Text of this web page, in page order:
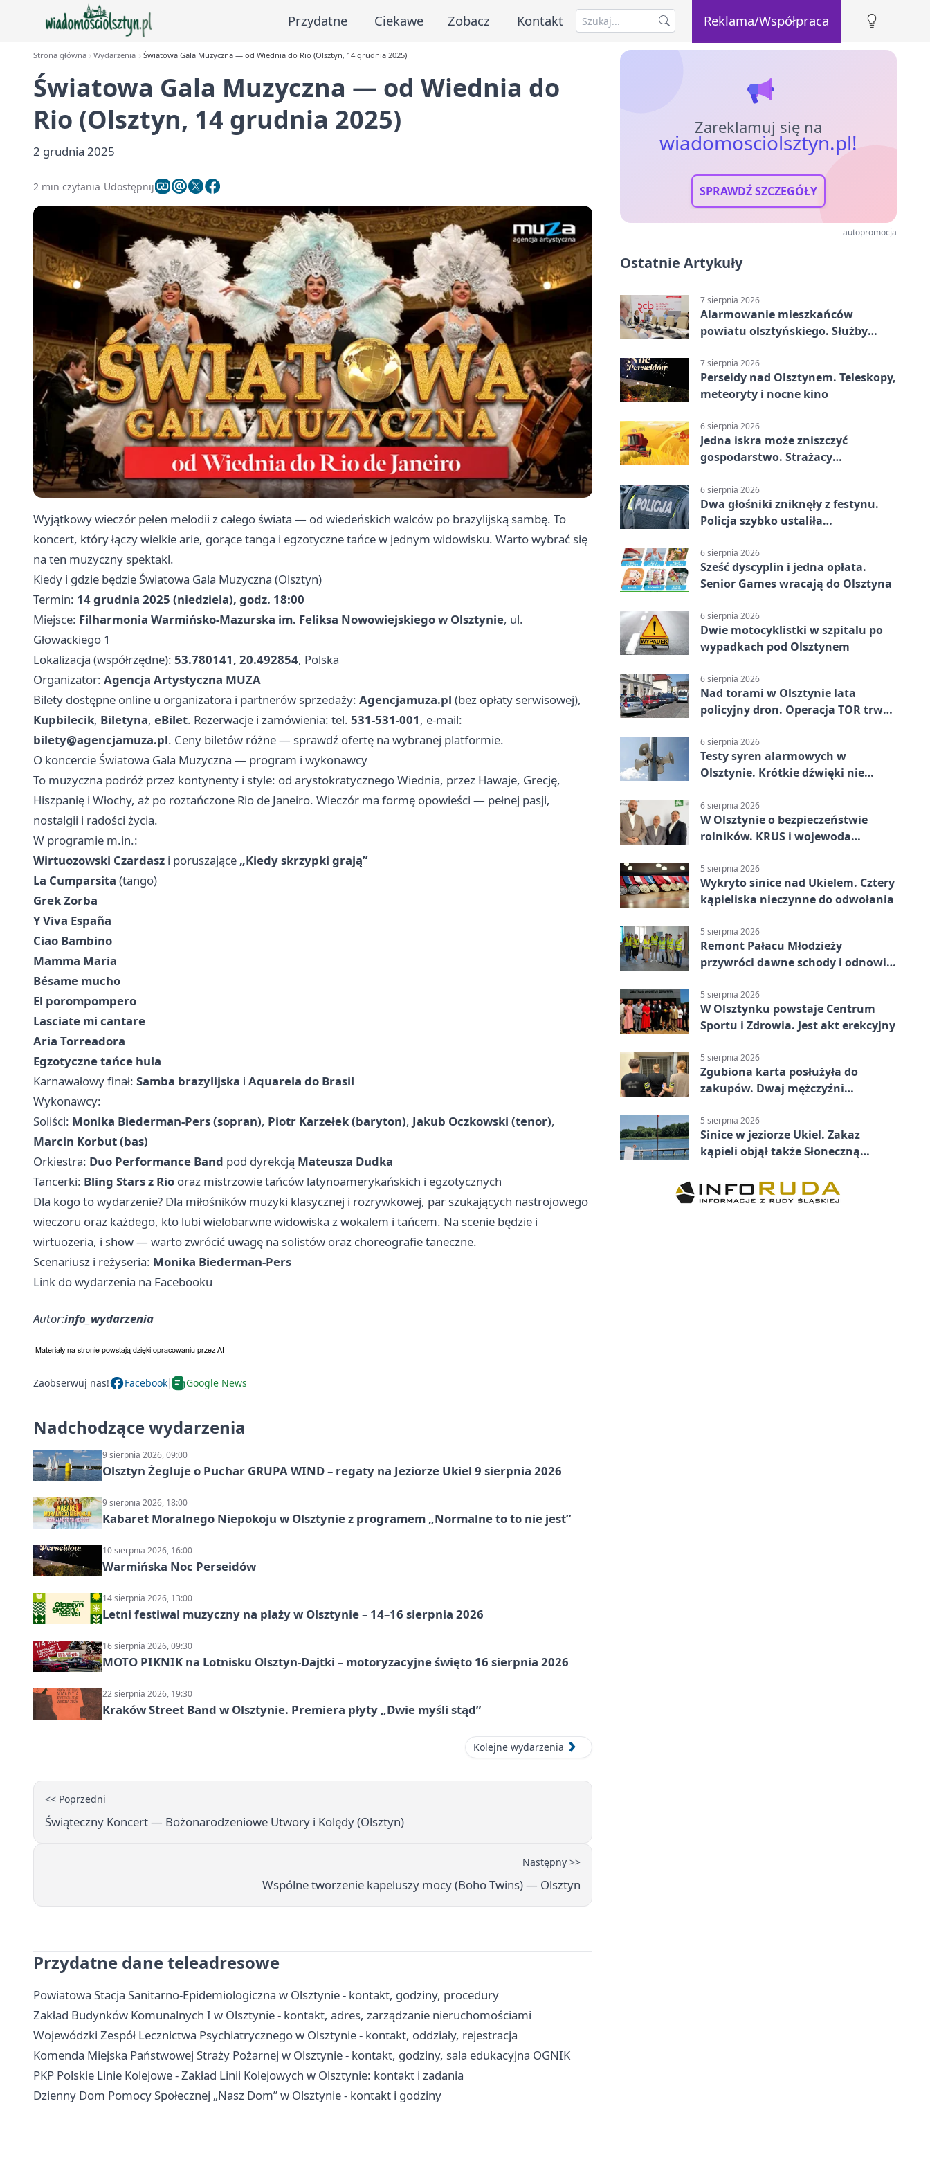
Przydatne Ciekawe Zobacz Kontakt Reklama/Współpraca
Strona główna Wydarzenia Światowa Gala Muzyczna — od Wiednia do Rio (Olsztyn, 14 grudnia 2025)
Światowa Gala Muzyczna — od Wiednia do
Rio (Olsztyn, 14 grudnia 2025)
2 grudnia 2025
2 min czytania Udostępnij
Wyjątkowy wieczór pełen melodii z całego świata — od wiedeńskich walców po brazylijską sambę. To
koncert, który łączy wielkie arie, gorące tanga i egzotyczne tańce w jednym widowisku. Warto wybrać się
na ten muzyczny spektakl.
Kiedy i gdzie będzie Światowa Gala Muzyczna (Olsztyn)
Termin: 14 grudnia 2025 (niedziela), godz. 18:00
Miejsce: Filharmonia Warmińsko‑Mazurska im. Feliksa Nowowiejskiego w Olsztynie, ul.
Głowackiego 1
Lokalizacja (współrzędne): 53.780141, 20.492854, Polska
Organizator: Agencja Artystyczna MUZA
Bilety dostępne online u organizatora i partnerów sprzedaży: Agencjamuza.pl (bez opłaty serwisowej),
Kupbilecik, Biletyna, eBilet. Rezerwacje i zamówienia: tel. 531‑531‑001, e‑mail:
bilety@agencjamuza.pl. Ceny biletów różne — sprawdź ofertę na wybranej platformie.
O koncercie Światowa Gala Muzyczna — program i wykonawcy
To muzyczna podróż przez kontynenty i style: od arystokratycznego Wiednia, przez Hawaje, Grecję,
Hiszpanię i Włochy, aż po roztańczone Rio de Janeiro. Wieczór ma formę opowieści — pełnej pasji,
nostalgii i radości życia.
W programie m.in.:
Wirtuozowski Czardasz i poruszające „Kiedy skrzypki grają”
La Cumparsita (tango)
Grek Zorba
Y Viva España
Ciao Bambino
Mamma Maria
Bésame mucho
El porompompero
Lasciate mi cantare
Aria Torreadora
Egzotyczne tańce hula
Karnawałowy finał: Samba brazylijska i Aquarela do Brasil
Wykonawcy:
Soliści: Monika Biederman‑Pers (sopran), Piotr Karzełek (baryton), Jakub Oczkowski (tenor),
Marcin Korbut (bas)
Orkiestra: Duo Performance Band pod dyrekcją Mateusza Dudka
Tancerki: Bling Stars z Rio oraz mistrzowie tańców latynoamerykańskich i egzotycznych
Dla kogo to wydarzenie? Dla miłośników muzyki klasycznej i rozrywkowej, par szukających nastrojowego
wieczoru oraz każdego, kto lubi wielobarwne widowiska z wokalem i tańcem. Na scenie będzie i
wirtuozeria, i show — warto zwrócić uwagę na solistów oraz choreografie taneczne.
Scenariusz i reżyseria: Monika Biederman‑Pers
Link do wydarzenia na Facebooku
Autor:info_wydarzenia
Zaobserwuj nas! Facebook Google News
Nadchodzące wydarzenia
9 sierpnia 2026, 09:00
Olsztyn Żegluje o Puchar GRUPA WIND – regaty na Jeziorze Ukiel 9 sierpnia 2026
9 sierpnia 2026, 18:00
Kabaret Moralnego Niepokoju w Olsztynie z programem „Normalne to to nie jest”
10 sierpnia 2026, 16:00
Warmińska Noc Perseidów
14 sierpnia 2026, 13:00
Letni festiwal muzyczny na plaży w Olsztynie – 14–16 sierpnia 2026
16 sierpnia 2026, 09:30
MOTO PIKNIK na Lotnisku Olsztyn-Dajtki – motoryzacyjne święto 16 sierpnia 2026
22 sierpnia 2026, 19:30
Kraków Street Band w Olsztynie. Premiera płyty „Dwie myśli stąd”
Kolejne wydarzenia
<< Poprzedni
Świąteczny Koncert — Bożonarodzeniowe Utwory i Kolędy (Olsztyn)
Następny >>
Wspólne tworzenie kapeluszy mocy (Boho Twins) — Olsztyn
Przydatne dane teleadresowe
Powiatowa Stacja Sanitarno-Epidemiologiczna w Olsztynie - kontakt, godziny, procedury
Zakład Budynków Komunalnych I w Olsztynie - kontakt, adres, zarządzanie nieruchomościami
Wojewódzki Zespół Lecznictwa Psychiatrycznego w Olsztynie - kontakt, oddziały, rejestracja
Komenda Miejska Państwowej Straży Pożarnej w Olsztynie - kontakt, godziny, sala edukacyjna OGNIK
PKP Polskie Linie Kolejowe - Zakład Linii Kolejowych w Olsztynie: kontakt i zadania
Dzienny Dom Pomocy Społecznej „Nasz Dom” w Olsztynie - kontakt i godziny
Zareklamuj się na
wiadomosciolsztyn.pl!
SPRAWDŹ SZCZEGÓŁY
autopromocja
Ostatnie Artykuły
7 sierpnia 2026
Alarmowanie mieszkańców
powiatu olsztyńskiego. Służby
7 sierpnia 2026
Perseidy nad Olsztynem. Teleskopy,
meteoryty i nocne kino
6 sierpnia 2026
Jedna iskra może zniszczyć
gospodarstwo. Strażacy
6 sierpnia 2026
Dwa głośniki zniknęły z festynu.
Policja szybko ustaliła
6 sierpnia 2026
Sześć dyscyplin i jedna opłata.
Senior Games wracają do Olsztyna
6 sierpnia 2026
Dwie motocyklistki w szpitalu po
wypadkach pod Olsztynem
6 sierpnia 2026
Nad torami w Olsztynie lata
policyjny dron. Operacja TOR trwa
6 sierpnia 2026
Testy syren alarmowych w
Olsztynie. Krótkie dźwięki nie
6 sierpnia 2026
W Olsztynie o bezpieczeństwie
rolników. KRUS i wojewoda
5 sierpnia 2026
Wykryto sinice nad Ukielem. Cztery
kąpieliska nieczynne do odwołania
5 sierpnia 2026
Remont Pałacu Młodzieży
przywróci dawne schody i odnowi
5 sierpnia 2026
W Olsztynku powstaje Centrum
Sportu i Zdrowia. Jest akt erekcyjny
5 sierpnia 2026
Zgubiona karta posłużyła do
zakupów. Dwaj mężczyźni
5 sierpnia 2026
Sinice w jeziorze Ukiel. Zakaz
kąpieli objął także Słoneczną